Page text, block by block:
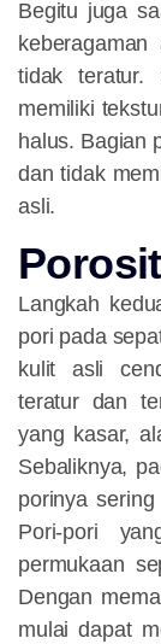
Begitu juga
tidak teratur.
memiliki
halus. Bagian
dan tidak
asli.
Langkah
pori pada
kulit asli
teratur dan
yang kasar,
Sebaliknya,
porinya
Pori-pori
permukaan
Dengan
mulai dapat